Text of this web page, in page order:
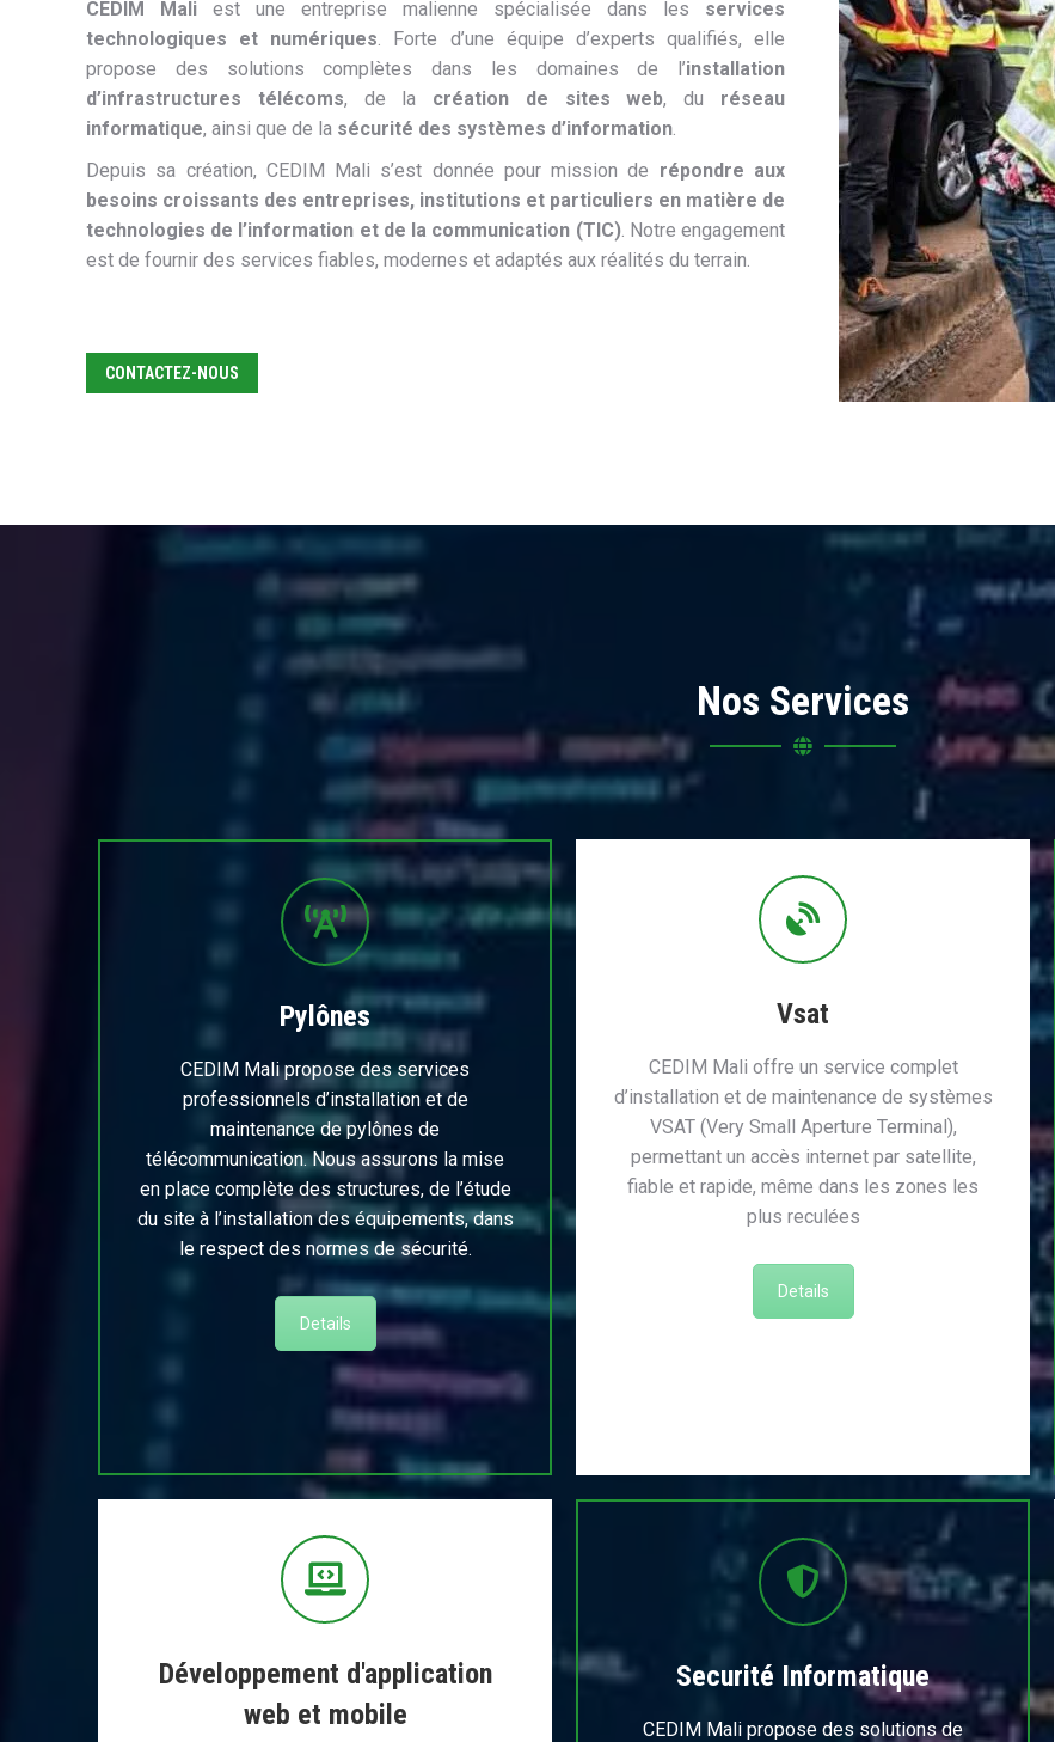
CEDIM Mali est une entreprise malienne spécialisée dans les services
technologiques et numériques. Forte d’une équipe d’experts qualifiés, elle
propose des solutions complètes dans les domaines de l’installation
d’infrastructures télécoms, de la création de sites web, du réseau
informatique, ainsi que de la sécurité des systèmes d’information.
Depuis sa création, CEDIM Mali s’est donnée pour mission de répondre aux
besoins croissants des entreprises, institutions et particuliers en matière de
technologies de l’information et de la communication (TIC). Notre engagement
est de fournir des services fiables, modernes et adaptés aux réalités du terrain.
CONTACTEZ-NOUS
Nos Services
Pylônes
CEDIM Mali propose des services
professionnels d’installation et de
maintenance de pylônes de
télécommunication. Nous assurons la mise
en place complète des structures, de l’étude
du site à l’installation des équipements, dans
le respect des normes de sécurité.
Details
Vsat
CEDIM Mali offre un service complet
d’installation et de maintenance de systèmes
VSAT (Very Small Aperture Terminal),
permettant un accès internet par satellite,
fiable et rapide, même dans les zones les
plus reculées
Details
Développement d'application
web et mobile
Securité Informatique
CEDIM Mali propose des solutions de